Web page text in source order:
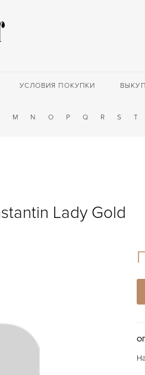
УСЛОВИЯ ПОКУПКИ ВЫКУП
M N O P Q R S T
Lady Gold